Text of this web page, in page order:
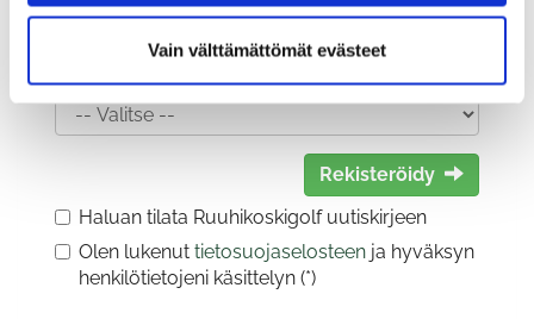
Vain välttämättömät evästeet
Sukupuoli:
Rekisteröidy
Haluan tilata Ruuhikoskigolf uutiskirjeen
Olen lukenut tietosuojaselosteen ja hyväksyn
henkilötietojeni käsittelyn (*)